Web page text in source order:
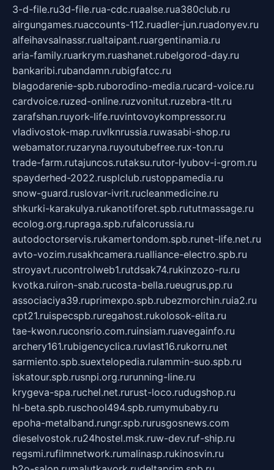
3-d-file.ru3d-file.rua-cdc.ruaalse.rua380club.ru
airgungames.ruaccounts-112.ruadler-jun.ruadonyev.ru
alfeihavsalnassr.rualtaipant.ruargentinamia.ru
aria-family.ruarkrym.ruashanet.rubelgorod-day.ru
bankaribi.rubandamn.rubigfatcc.ru
blagodarenie-spb.ruborodino-media.rucard-voice.ru
cardvoice.ruzed-online.ruzvonitut.ruzebra-tlt.ru
zarafshan.ruyork-life.ruvintovoykompressor.ru
vladivostok-map.ruvlknrussia.ruwasabi-shop.ru
webamator.ruzaryna.ruyoutubefree.rux-ton.ru
trade-farm.rutajuncos.rutaksu.rutor-lyubov-i-grom.ru
spayderhed-2022.rusplclub.rustoppamedia.ru
snow-guard.ruslovar-ivrit.rucleanmedicine.ru
shkurki-karakulya.rukanotiforet.spb.rututmassage.ru
ecolog.org.rupraga.spb.rufalcorussia.ru
autodoctorservis.rukamertondom.spb.runet-life.net.ru
avto-vozim.rusakhcamera.rualliance-electro.spb.ru
stroyavt.rucontrolweb1.rutdsak74.rukinzozo-ru.ru
kvotka.ruiron-snab.rucosta-bella.rueugrus.pp.ru
associaciya39.ruprimexpo.spb.rubezmorchin.ruia2.ru
cpt21.ruispecspb.ruregahost.rukolosok-elita.ru
tae-kwon.ruconsrio.com.ruinsiam.ruavegainfo.ru
archery161.rubigencyclica.ruvlast16.rukorru.net
sarmiento.spb.suextelopedia.rulammin-suo.spb.ru
iskatour.spb.rusnpi.org.rurunning-line.ru
krygeva-spa.ruchel.net.rurust-loco.rudugshop.ru
hl-beta.spb.ruschool494.spb.rumymubaby.ru
epoha-metalband.rungr.spb.rurusgosnews.com
dieselvostok.ru24hostel.msk.ruw-dev.ruf-ship.ru
regsmi.rufilmnetwork.rumalinasp.rukinosvin.ru